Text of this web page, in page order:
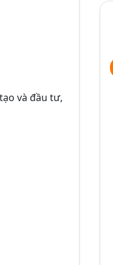
và đầu tư,